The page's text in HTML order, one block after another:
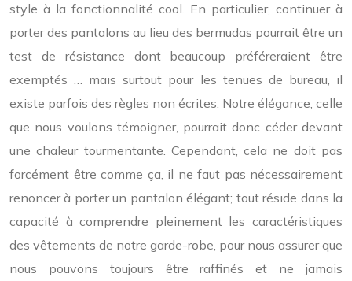
style à la fonctionnalité cool. En particulier, continuer à
porter des pantalons au lieu des bermudas pourrait être un
test de résistance dont beaucoup préféreraient être
exemptés … mais surtout pour les tenues de bureau, il
existe parfois des règles non écrites. Notre élégance, celle
que nous voulons témoigner, pourrait donc céder devant
une chaleur tourmentante. Cependant, cela ne doit pas
forcément être comme ça, il ne faut pas nécessairement
renoncer à porter un pantalon élégant; tout réside dans la
capacité à comprendre pleinement les caractéristiques
des vêtements de notre garde-robe, pour nous assurer que
nous pouvons toujours être raffinés et ne jamais